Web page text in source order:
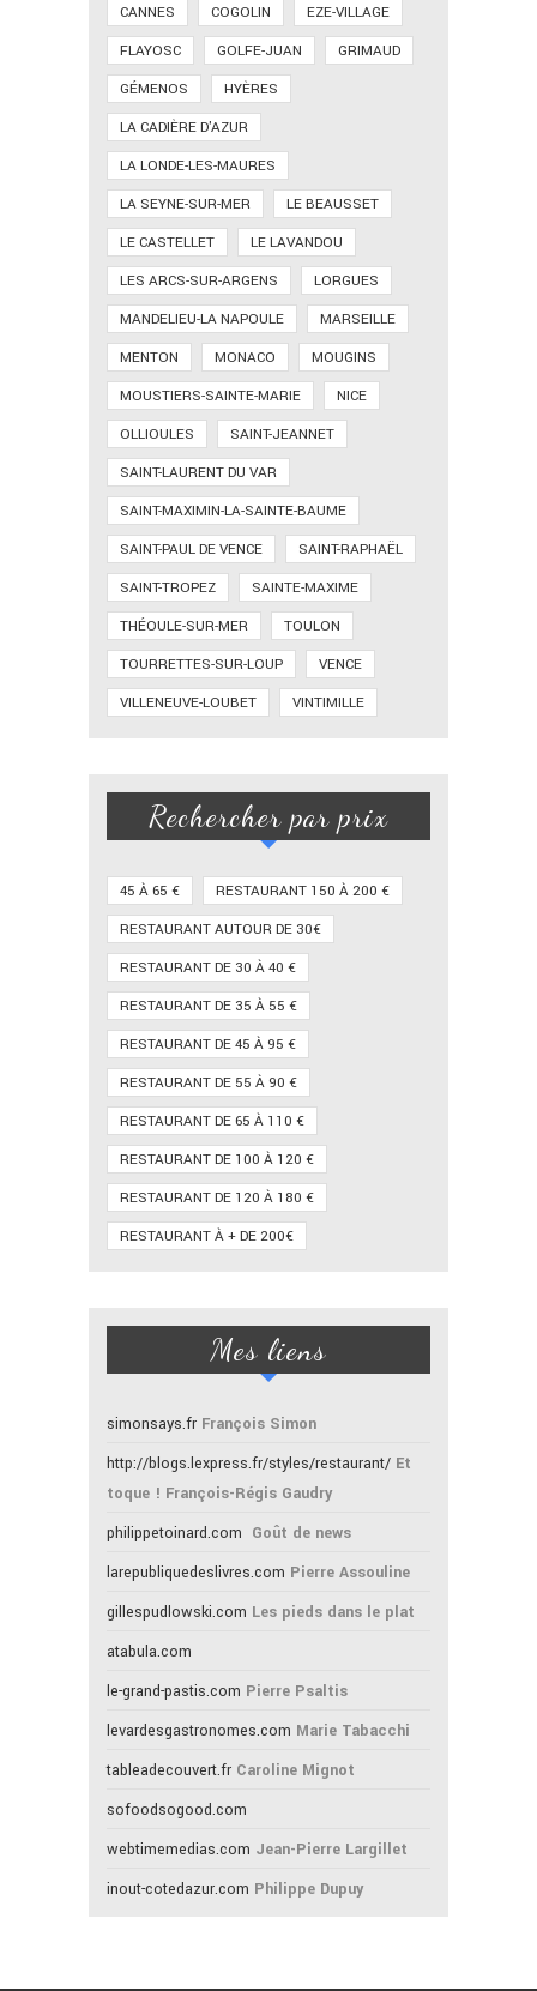
CANNES
COGOLIN
EZE-VILLAGE
FLAYOSC
GOLFE-JUAN
GRIMAUD
GÉMENOS
HYÈRES
LA CADIÈRE D'AZUR
LA LONDE-LES-MAURES
LA SEYNE-SUR-MER
LE BEAUSSET
LE CASTELLET
LE LAVANDOU
LES ARCS-SUR-ARGENS
LORGUES
MANDELIEU-LA NAPOULE
MARSEILLE
MENTON
MONACO
MOUGINS
MOUSTIERS-SAINTE-MARIE
NICE
OLLIOULES
SAINT-JEANNET
SAINT-LAURENT DU VAR
SAINT-MAXIMIN-LA-SAINTE-BAUME
SAINT-PAUL DE VENCE
SAINT-RAPHAËL
SAINT-TROPEZ
SAINTE-MAXIME
THÉOULE-SUR-MER
TOULON
TOURRETTES-SUR-LOUP
VENCE
VILLENEUVE-LOUBET
VINTIMILLE
Rechercher par prix
45 À 65 €
RESTAURANT 150 À 200 €
RESTAURANT AUTOUR DE 30€
RESTAURANT DE 30 À 40 €
RESTAURANT DE 35 À 55 €
RESTAURANT DE 45 À 95 €
RESTAURANT DE 55 À 90 €
RESTAURANT DE 65 À 110 €
RESTAURANT DE 100 À 120 €
RESTAURANT DE 120 À 180 €
RESTAURANT À + DE 200€
Mes liens
simonsays.fr François Simon
http://blogs.lexpress.fr/styles/restaurant/ Et
toque ! François-Régis Gaudry
philippetoinard.com Goût de news
larepubliquedeslivres.com Pierre Assouline
gillespudlowski.com Les pieds dans le plat
atabula.com
le-grand-pastis.com Pierre Psaltis
levardesgastronomes.com Marie Tabacchi
tableadecouvert.fr Caroline Mignot
sofoodsogood.com
webtimemedias.com Jean-Pierre Largillet
inout-cotedazur.com Philippe Dupuy